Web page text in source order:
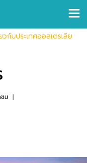
วกับประเทศออสเตรเลีย
ม |